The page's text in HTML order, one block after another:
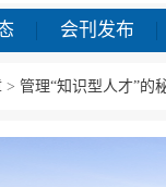
会刊发布
> 管理“知识型人才”的